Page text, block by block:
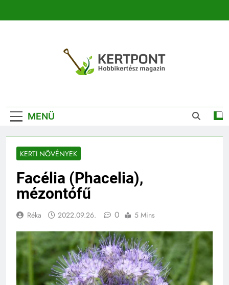
Kertészeti
Magazin |
Növénykereső És
Növényhatározó
MENÜ
KERTI NÖVÉNYEK
Facélia (Phacelia),
mézontófű
Réka 2022.09.26. 0 5 Mins